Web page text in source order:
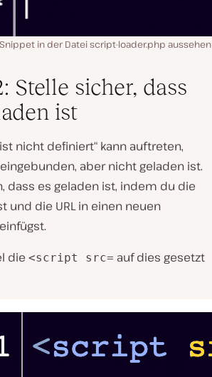
in der Datei script-loader.php
Stelle sicher, dass
ist
ist nicht definiert“ kann auftreten,
aber nicht geladen ist.
dass es geladen ist, indem du die
und die URL in einen neuen
die <script src= auf dies gesetzt